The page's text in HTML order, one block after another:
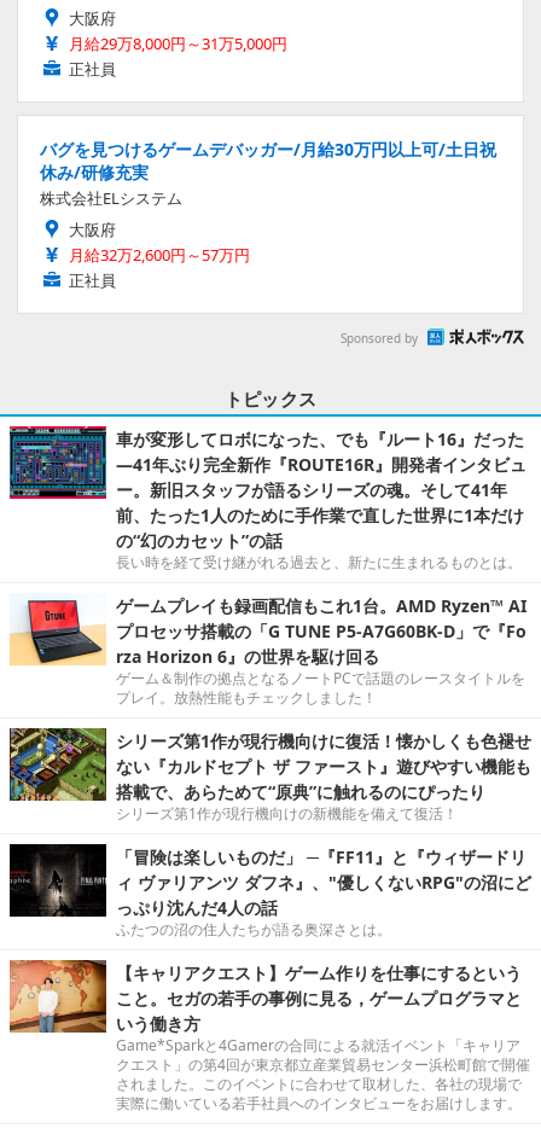
大阪府
月給29万8,000円～31万5,000円
正社員
バグを見つけるゲームデバッガー/月給30万円以上可/土日祝
休み/研修充実
株式会社ELシステム
大阪府
月給32万2,600円～57万円
正社員
Sponsored by
トピックス
車が変形してロボになった、でも『ルート16』だった
―41年ぶり完全新作『ROUTE16R』開発者インタビュ
ー。新旧スタッフが語るシリーズの魂。そして41年
前、たった1人のために手作業で直した世界に1本だけ
の“幻のカセット”の話
長い時を経て受け継がれる過去と、新たに生まれるものとは。
ゲームプレイも録画配信もこれ1台。AMD Ryzen™ AI
プロセッサ搭載の「G TUNE P5-A7G60BK-D」で『Fo
rza Horizon 6』の世界を駆け回る
ゲーム＆制作の拠点となるノートPCで話題のレースタイトルを
プレイ。放熱性能もチェックしました！
シリーズ第1作が現行機向けに復活！懐かしくも色褪せ
ない『カルドセプト ザ ファースト』遊びやすい機能も
搭載で、あらためて“原典”に触れるのにぴったり
シリーズ第1作が現行機向けの新機能を備えて復活！
「冒険は楽しいものだ」 ─『FF11』と『ウィザードリ
ィ ヴァリアンツ ダフネ』、"優しくないRPG"の沼にど
っぷり沈んだ4人の話
ふたつの沼の住人たちが語る奥深さとは。
【キャリアクエスト】ゲーム作りを仕事にするという
こと。セガの若手の事例に見る，ゲームプログラマと
いう働き方
Game*Sparkと4Gamerの合同による就活イベント「キャリア
クエスト」の第4回が東京都立産業貿易センター浜松町館で開催
されました。このイベントに合わせて取材した、各社の現場で
実際に働いている若手社員へのインタビューをお届けします。